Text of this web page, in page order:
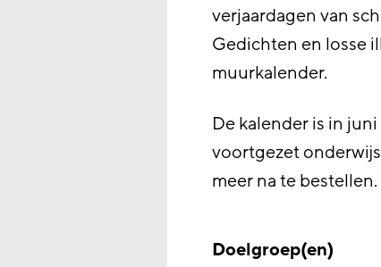
verjaardagen van
Gedichten en losse
muurkalender.
De kalender is in
voortgezet
meer na te bestellen.
Doelgroep(en)